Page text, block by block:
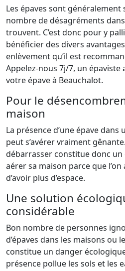
Les épaves sont généralement
nombre de désagréments
trouvent. C’est donc pour y
bénéficier des divers
enlèvement qu’il est
Appelez-nous 7j/7, un épaviste
votre épave à Beauchalot.
Pour le
maison
La présence d’une épave dans
peut s’avérer vraiment
débarrasser constitue donc
aérer sa maison parce que
d’avoir plus d’espace.
Une solution
considérable
Bon nombre de personnes
d’épaves dans les maisons ou
constitue un danger
présence pollue les sols et les